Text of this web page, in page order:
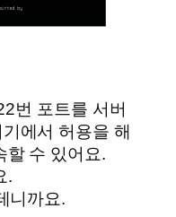
번 포트를 서버
에서 허용을 해
할 수 있어요.
.
니까요.